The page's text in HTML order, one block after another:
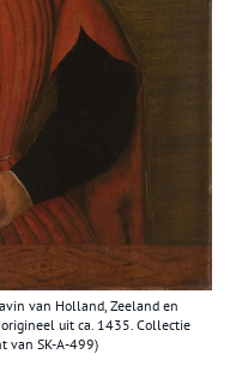
van Holland, Zeeland en
uit ca. 1435. Collectie
van SK-A-499)